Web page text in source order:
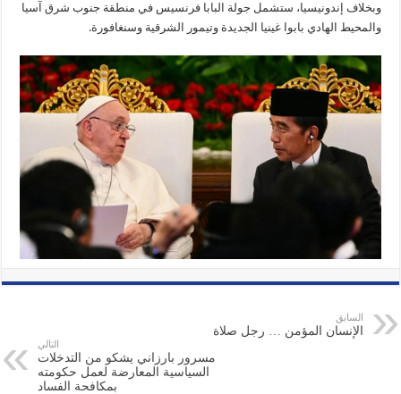
وبخلاف إندونيسيا، ستشمل جولة البابا فرنسيس في منطقة جنوب شرق آسيا
والمحيط الهادي بابوا غينيا الجديدة وتيمور الشرقية وسنغافورة.
السابق
الإنسان المؤمن … رجل صلاة
التالي
مسرور بارزاني يشكو من التدخلات
السياسية المعارضة لعمل حكومته
بمكافحة الفساد